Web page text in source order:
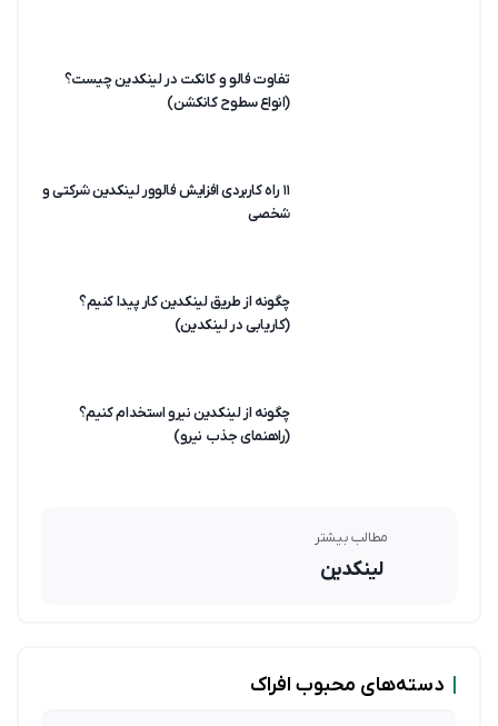
تفاوت فالو و کانکت در لینکدین چیست؟
(انواع سطوح کانکشن)
۱۱ راه کاربردی افزایش فالوور لینکدین شرکتی و
شخصی
چگونه از طریق لینکدین کار پیدا کنیم؟
(کاریابی در لینکدین)
چگونه از لینکدین نیرو استخدام کنیم؟
(راهنمای جذب نیرو)
مطالب بیشتر
لینکدین
دسته‌های محبوب افراک